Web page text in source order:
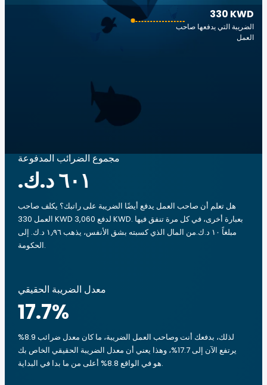
330 KWD
الضريبة التي يدفعها صاحب
العمل
مجموع الضرائب المدفوعة
هل تعلم أن صاحب العمل يدفع أيضًا الضريبة على راتبك؟ يكلف صاحب
العمل 330 KWD لدفع 3,060 KWD. بعبارة أخرى، في كل مرة تنفق فيها
مبلغاً ‏١٠ د.ك.‏من المال الذي كسبته بشق الأنفس، يذهب ‏١٫٩٦ د.ك.‏ إلى
الحكومة.
معدل الضريبة الحقيقي
17.7%
لذلك، بدفعك أنت وصاحب العمل الضريبة، ما كان معدل ضرائب 8.9%
يرتفع الآن إلى 17.7%، وهذا يعني أن معدل الضريبة الحقيقي الخاص بك
هو في الواقع 8.8% أعلى من ما بدا في البداية.